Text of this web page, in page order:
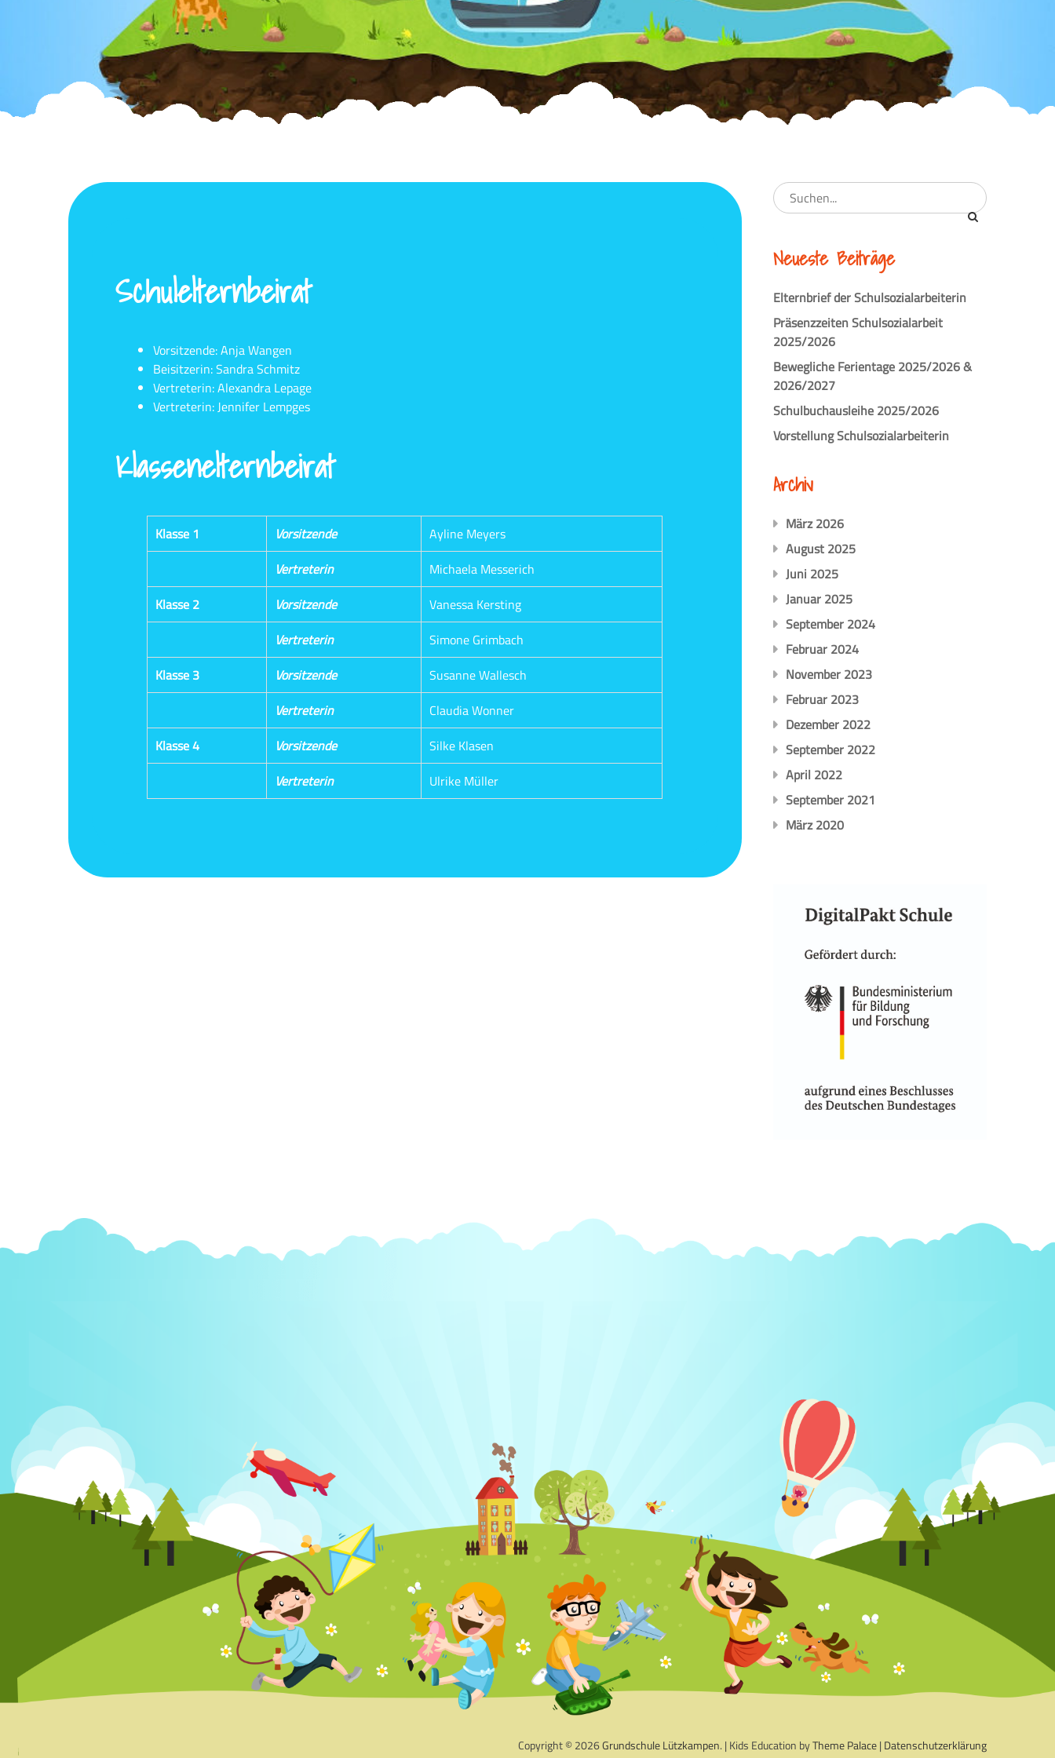
Schulelternbeirat
Vorsitzende: Anja Wangen
Beisitzerin: Sandra Schmitz
Vertreterin: Alexandra Lepage
Vertreterin: Jennifer Lempges
Klassenelternbeirat
Klasse 1 Vorsitzende
Ayline Meyers
Vertreterin
Michaela Messerich
Klasse 2
Vorsitzende
Vanessa Kersting
Vertreterin
Simone Grimbach
Klasse 3
Vorsitzende
Susanne Wallesch
Vertreterin
Claudia Wonner
Klasse 4
Vorsitzende
Silke Klasen
Vertreterin
Ulrike Müller
Neueste Beiträge
Elternbrief der Schulsozialarbeiterin
Präsenzzeiten Schulsozialarbeit
2025/2026
Bewegliche Ferientage 2025/2026 &
2026/2027
Schulbuchausleihe 2025/2026
Vorstellung Schulsozialarbeiterin
Archiv
März 2026
August 2025
Juni 2025
Januar 2025
September 2024
Februar 2024
November 2023
Februar 2023
Dezember 2022
September 2022
April 2022
September 2021
März 2020
Copyright © 2026Grundschule Lützkampen. | Kids Education byTheme Palace| Datenschutzerklärung